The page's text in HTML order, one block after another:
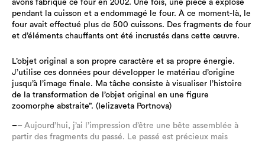
avons fabriqué ce four en 2002. Une fois, une pièce a explosé
pendant la cuisson et a endommagé le four. À ce moment-là, le
four avait effectué plus de 500 cuissons. Des fragments de four
et d’éléments chauffants ont été incrustés dans cette œuvre.
L’objet original a son propre caractère et sa propre énergie.
J’utilise ces données pour développer le matériau d’origine
jusqu’à l’image finale. Ma tâche consiste à visualiser l’histoire
de la transformation de l’objet original en une figure
zoomorphe abstraite”. (Ielizaveta Portnova)
–– Aujourd’hui, j’ai l’impression d’être une bête assemblée à
partir des fragments du passé. Le passé est précieux mais